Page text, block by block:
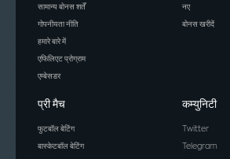
Angola
Antigua and Barbuda
Argentina
सामान्य बोनस शर्तें
गोपनीयता नीति
हमारे बारे में
एफिलिएट प्रोग्राम
एम्बेसडर
नए
बोनस खरीदें
प्री मैच
फुटबॉल बेटिंग
बास्केटबॉल बेटिंग
कम्युनिटी
Twitter
Telegram